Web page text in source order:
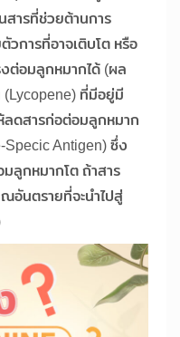
สารที่ช่วยต้านการ
วการที่อาจเติบโต หรือ
งต่อมลูกหมากได้ (ผล
(Lycopene) ที่มีอยู่มี
ลดสารก่อต่อมลูกหมาก
Specic Antigen) ซึ่ง
ลูกหมากโต ถ้าสาร
นตรายที่จะนำไปสู่